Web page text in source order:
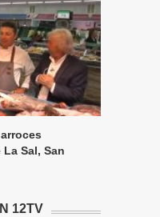
Sal, San
12TV